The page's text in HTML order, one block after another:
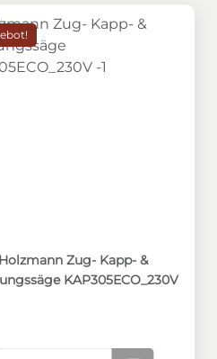
Holzmann Zug- Kapp- &
KAP305ECO_230V